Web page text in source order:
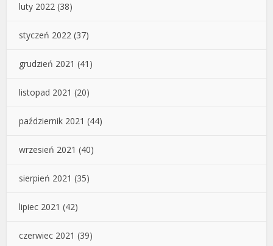
luty 2022 (38)
styczeń 2022 (37)
grudzień 2021 (41)
listopad 2021 (20)
październik 2021 (44)
wrzesień 2021 (40)
sierpień 2021 (35)
lipiec 2021 (42)
czerwiec 2021 (39)